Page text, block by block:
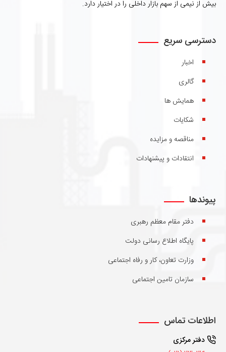
بیش از نیمی از سهم بازار داخلی را در اختیار دارد.
دسترسی سریع
اخبار
گالری
همایش ها
شکایات
مناقصه و مزایده
انتقادات و پیشنهادات
پیوندها
دفتر مقام معظم رهبری
پایگاه اطلاع رسانی دولت
وزارت تعاون، کار و رفاه اجتماعی
سازمان تامین اجتماعی
اطلاعات تماس
دفتر مرکزی